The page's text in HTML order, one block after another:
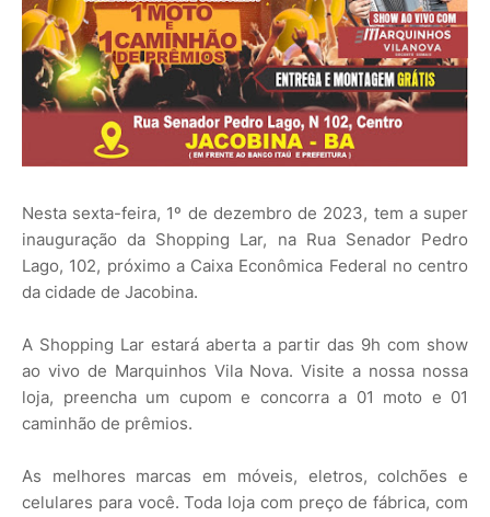
Nesta sexta-feira, 1º de dezembro de 2023, tem a super
inauguração da Shopping Lar, na Rua Senador Pedro
Lago, 102, próximo a Caixa Econômica Federal no centro
da cidade de Jacobina.
A Shopping Lar estará aberta a partir das 9h com show
ao vivo de Marquinhos Vila Nova. Visite a nossa nossa
loja, preencha um cupom e concorra a 01 moto e 01
caminhão de prêmios.
As melhores marcas em móveis, eletros, colchões e
celulares para você. Toda loja com preço de fábrica, com